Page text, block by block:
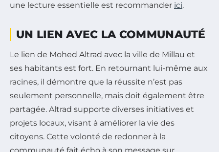
une lecture essentielle est recommander ici.
UN LIEN AVEC LA COMMUNAUTÉ
Le lien de Mohed Altrad avec la ville de Millau et
ses habitants est fort. En retournant lui-même aux
racines, il démontre que la réussite n’est pas
seulement personnelle, mais doit également être
partagée. Altrad supporte diverses initiatives et
projets locaux, visant à améliorer la vie des
citoyens. Cette volonté de redonner à la